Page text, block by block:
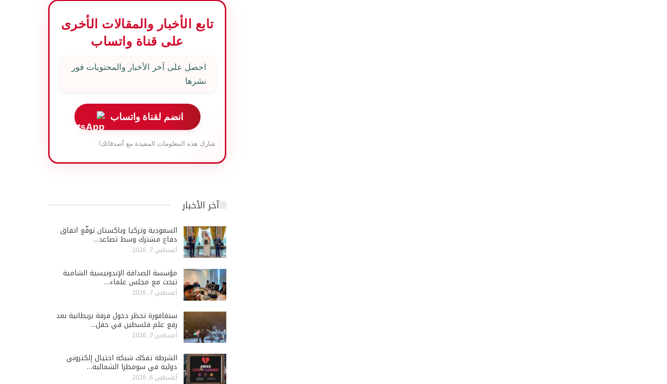
تابع الأخبار والمقالات الأخرى
على قناة واتساب
احصل على آخر الأخبار والمحتويات فور
نشرها
انضم لقناة واتساب
شارك هذه المعلومات المفيدة مع أصدقائك!
آخر الأخبار
السعودية وتركيا وباكستان توقّع اتفاق
دفاع مشترك وسط تصاعد…
أغسطس 7, 2026
مؤسسة الصداقة الإندونيسية الشامية
تبحث مع مجلس علماء…
أغسطس 7, 2026
سنغافورة تحظر دخول فرقة بريطانية بعد
رفع علم فلسطين في حفل…
أغسطس 7, 2026
الشرطة تفكك شبكة احتيال إلكتروني
دولية في سومطرا الشمالية…
أغسطس 6, 2026